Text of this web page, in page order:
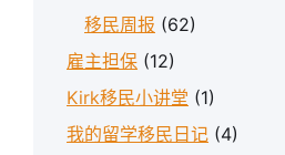
移民周报 (62)
雇主担保 (12)
Kirk移民小讲堂 (1)
我的留学移民日记 (4)